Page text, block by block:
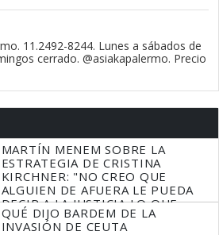
11.2492-8244. Lunes a sábados de
cerrado. @asiakapalermo. Precio
MARTÍN MENEM SOBRE LA
ESTRATEGIA DE CRISTINA
KIRCHNER: "NO CREO QUE
ALGUIEN DE AFUERA LE PUEDA
DECIR A LA JUSTICIA LO QUE
TIENE QUE HACER"
QUÉ DIJO BARDEM DE LA
INVASIÓN DE CEUTA